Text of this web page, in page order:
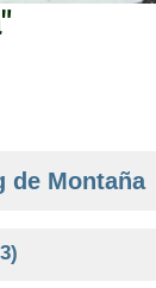
de Montaña